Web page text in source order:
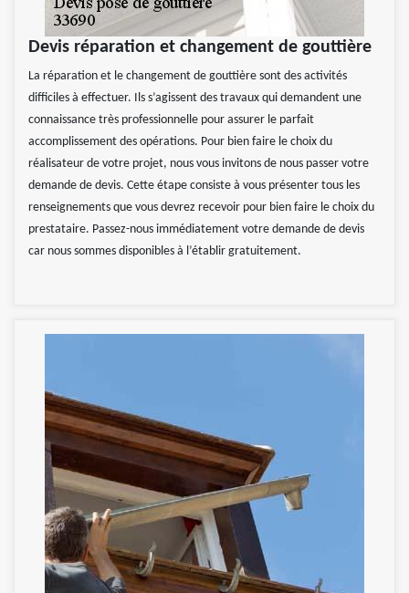
Devis réparation et changement de gouttière
La réparation et le changement de gouttière sont des activités
difficiles à effectuer. Ils s’agissent des travaux qui demandent une
connaissance très professionnelle pour assurer le parfait
accomplissement des opérations. Pour bien faire le choix du
réalisateur de votre projet, nous vous invitons de nous passer votre
demande de devis. Cette étape consiste à vous présenter tous les
renseignements que vous devrez recevoir pour bien faire le choix du
prestataire. Passez-nous immédiatement votre demande de devis
car nous sommes disponibles à l’établir gratuitement.